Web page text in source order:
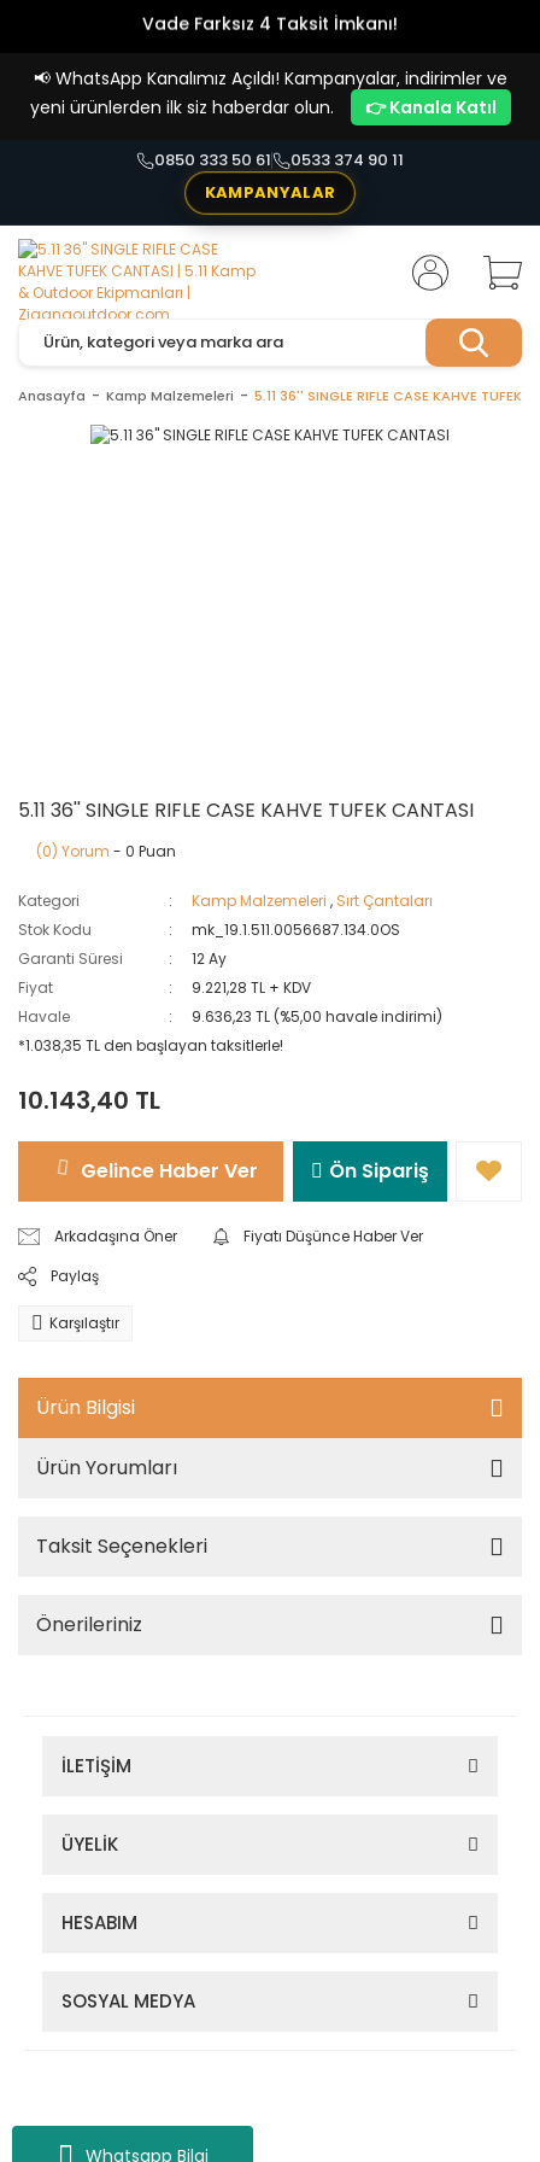
Whatsapp Bilgi
Vade Farksız 4 Taksit İmkanı!
📢 WhatsApp Kanalımız Açıldı! Kampanyalar, indirimler ve
yeni ürünlerden ilk siz haberdar olun.
👉 Kanala Katıl
0850 333 50 61
0533 374 90 11
KAMPANYALAR
Anasayfa Kamp Malzemeleri 5.11 36'' SINGLE RIFLE CASE KAHVE TUFEK
5.11 36'' SINGLE RIFLE CASE KAHVE TUFEK CANTASI
(0) Yorum - 0 Puan
Kategori Kamp Malzemeleri , Sırt Çantaları
Stok Kodu
mk_19.1.511.0056687.134.0OS
Garanti Süresi
12 Ay
Fiyat
9.221,28 TL + KDV
Havale
9.636,23 TL (%5,00 havale indirimi)
*1.038,35 TL den başlayan taksitlerle!
10.143,40 TL
Gelince Haber Ver Ön Sipariş
Arkadaşına Öner
Fiyatı Düşünce Haber Ver
Paylaş
Karşılaştır
Ürün Bilgisi
Ürün Yorumları
Taksit Seçenekleri
Önerileriniz
İLETİŞİM
ÜYELİK
HESABIM
SOSYAL MEDYA